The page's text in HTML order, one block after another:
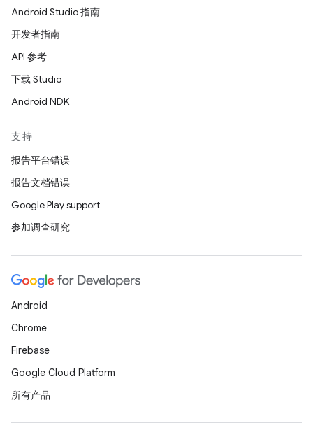
Android Studio 指南
开发者指南
API 参考
下载 Studio
Android NDK
支持
报告平台错误
报告文档错误
Google Play support
参加调查研究
Android
Chrome
Firebase
Google Cloud Platform
所有产品